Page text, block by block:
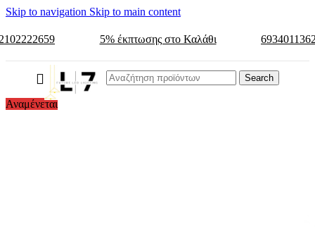
Skip to navigation Skip to main content
5% έκπτωσης στο Καλάθι
Search
Αναμένεται